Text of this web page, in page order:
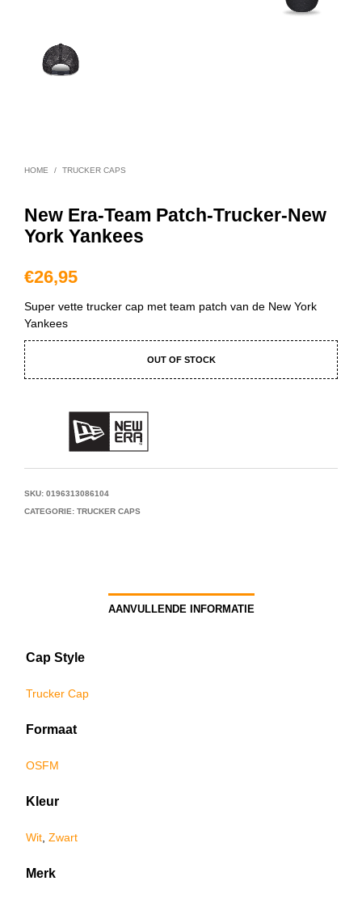
HOME / TRUCKER CAPS
New Era-Team Patch-Trucker-New
York Yankees
€26,95
Super vette trucker cap met team patch van de New York
Yankees
OUT OF STOCK
SKU: 0196313086104
CATEGORIE: TRUCKER CAPS
AANVULLENDE INFORMATIE
Cap Style
Trucker Cap
Formaat
OSFM
Kleur
Wit, Zwart
Merk